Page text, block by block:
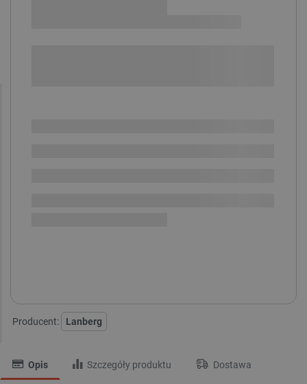
Producent: Lanberg
Opis Szczegóły produktu Dostawa